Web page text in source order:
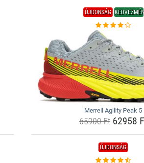
ÚJDONSÁG
Merrell Agility Peak 5
65900 Ft62958
ÚJDONSÁG